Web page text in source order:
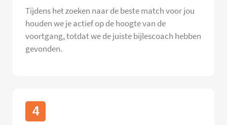
Tijdens het zoeken naar de beste match voor jou
houden we je actief op de hoogte van de
voortgang, totdat we de juiste bijlescoach hebben
gevonden.
4